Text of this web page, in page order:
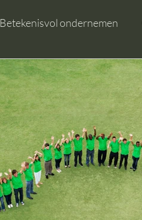
Betekenisvol ondernemen